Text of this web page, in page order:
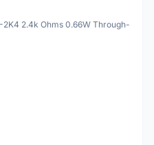
2.4k Ohms 0.66W Through-